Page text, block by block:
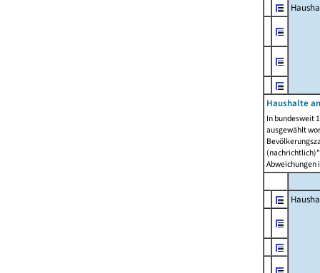
Haushalte
In bundesweit
ausgewählt
Abweichungen